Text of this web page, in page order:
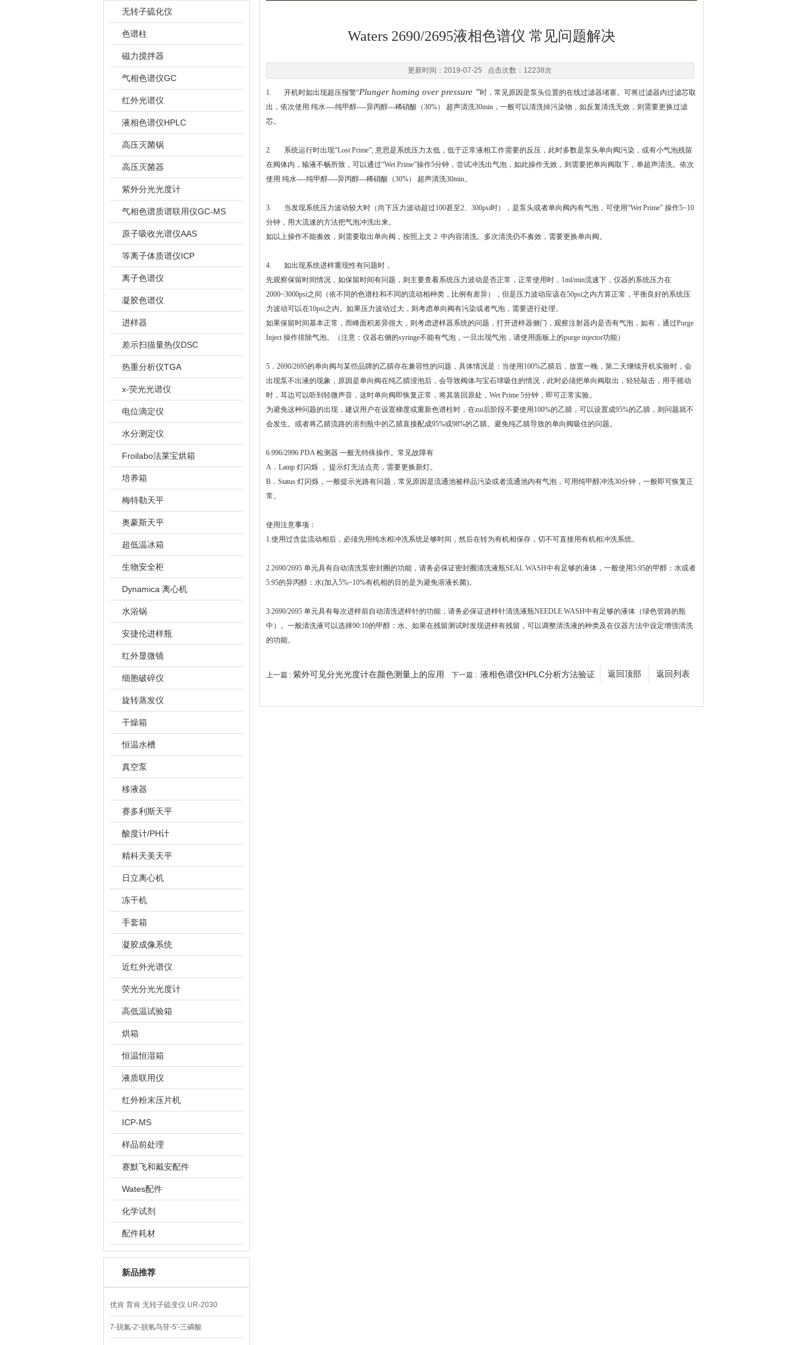
无转子硫化仪
色谱柱
磁力搅拌器
气相色谱仪GC
红外光谱仪
液相色谱仪HPLC
高压灭菌锅
高压灭菌器
紫外分光光度计
气相色谱质谱联用仪GC-MS
原子吸收光谱仪AAS
等离子体质谱仪ICP
离子色谱仪
凝胶色谱仪
进样器
差示扫描量热仪DSC
热重分析仪TGA
x-荧光光谱仪
电位滴定仪
水分测定仪
Froilabo法莱宝烘箱
培养箱
梅特勒天平
奥豪斯天平
超低温冰箱
生物安全柜
Dynamica 离心机
水浴锅
安捷伦进样瓶
红外显微镜
细胞破碎仪
旋转蒸发仪
干燥箱
恒温水槽
真空泵
移液器
赛多利斯天平
酸度计/PH计
精科天美天平
日立离心机
冻干机
手套箱
凝胶成像系统
近红外光谱仪
荧光分光光度计
高低温试验箱
烘箱
恒温恒湿箱
液质联用仪
红外粉末压片机
ICP-MS
样品前处理
赛默飞和戴安配件
Wates配件
化学试剂
配件耗材
新品推荐
优肯 育肯 无转子硫变仪 UR-2030
7-脱氮-2′-脱氧鸟苷-5′-三磷酸
Waters 2690/2695液相色谱仪 常见问题解决
更新时间：2019-07-25 点击次数：12238次
1. 开机时如出现超压报警“Plunger homing over pressure ”时，常见原因是泵头位置的在线过滤器堵塞。可将过滤器内过滤芯取
出，依次使用 纯水----纯甲醇----异丙醇---稀硝酸（30%） 超声清洗30min，一般可以清洗掉污染物，如反复清洗无效，则需要更换过滤
芯。
2. 系统运行时出现“Lost Prime”, 意思是系统压力太低，低于正常液相工作需要的反压，此时多数是泵头单向阀污染，或有小气泡残留
在阀体内，输液不畅所致，可以通过“Wet Prime”操作5分钟，尝试冲洗出气泡，如此操作无效，则需要把单向阀取下，单超声清洗。依次
使用 纯水----纯甲醇----异丙醇---稀硝酸（30%） 超声清洗30min。
3. 当发现系统压力波动较大时（尚下压力波动超过100甚至2、300psi时），是泵头或者单向阀内有气泡，可使用“Wet Prime” 操作5~10
分钟，用大流速的方法把气泡冲洗出来。
如以上操作不能奏效，则需要取出单向阀，按照上文 2 中内容清洗。多次清洗仍不奏效，需要更换单向阀。
4. 如出现系统进样重现性有问题时，
先观察保留时间情况，如保留时间有问题，则主要查看系统压力波动是否正常，正常使用时，1ml/min流速下，仪器的系统压力在
2000~3000psi之间（依不同的色谱柱和不同的流动相种类，比例有差异），但是压力波动应该在50psi之内方算正常，平衡良好的系统压
力波动可以在10psi之内。如果压力波动过大，则考虑单向阀有污染或者气泡，需要进行处理。
如果保留时间基本正常，而峰面积差异很大，则考虑进样器系统的问题，打开进样器侧门，观察注射器内是否有气泡，如有，通过Purge
Inject 操作排除气泡。（注意：仪器右侧的syringe不能有气泡，一旦出现气泡，请使用面板上的purge injector功能）
5．2690/2695的单向阀与某些品牌的乙腈存在兼容性的问题，具体情况是：当使用100%乙腈后，放置一晚，第二天继续开机实验时，会
出现泵不出液的现象，原因是单向阀在纯乙腈浸泡后，会导致阀体与宝石球吸住的情况，此时必须把单向阀取出，轻轻敲击，用手摇动
时，耳边可以听到轻微声音，这时单向阀即恢复正常，将其装回原处，Wet Prime 5分钟，即可正常实验。
为避免这种问题的出现，建议用户在设置梯度或重新色谱柱时，在zui后阶段不要使用100%的乙腈，可以设置成95%的乙腈，则问题就不
会发生。或者将乙腈流路的溶剂瓶中的乙腈直接配成95%或98%的乙腈。避免纯乙腈导致的单向阀吸住的问题。
6.996/2996 PDA 检测器 一般无特殊操作。常见故障有
A．Lamp 灯闪烁 ， 提示灯无法点亮，需要更换新灯。
B．Status 灯闪烁，一般提示光路有问题，常见原因是流通池被样品污染或者流通池内有气泡，可用纯甲醇冲洗30分钟，一般即可恢复正
常。
使用注意事项：
1.使用过含盐流动相后，必须先用纯水相冲洗系统足够时间，然后在转为有机相保存，切不可直接用有机相冲洗系统。
2.2690/2695 单元具有自动清洗泵密封圈的功能，请务必保证密封圈清洗液瓶SEAL WASH中有足够的液体，一般使用5:95的甲醇：水或者
5:95的异丙醇：水(加入5%~10%有机相的目的是为避免溶液长菌)。
3.2690/2695 单元具有每次进样前自动清洗进样针的功能，请务必保证进样针清洗液瓶NEEDLE WASH中有足够的液体（绿色管路的瓶
中）。一般清洗液可以选择90:10的甲醇：水。如果在残留测试时发现进样有残留，可以调整清洗液的种类及在仪器方法中设定增强清洗
的功能。
返回列表
返回顶部
上一篇 : 紫外可见分光光度计在颜色测量上的应用 下一篇 : 液相色谱仪HPLC分析方法验证